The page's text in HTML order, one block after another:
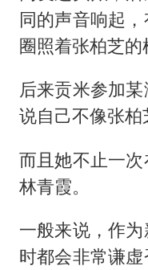
同的声音响起
圈照着张柏芝的
后来贡米参加
说自己不像张柏
而且她不止一
林青霞。
一般来说，作
时都会非常谦